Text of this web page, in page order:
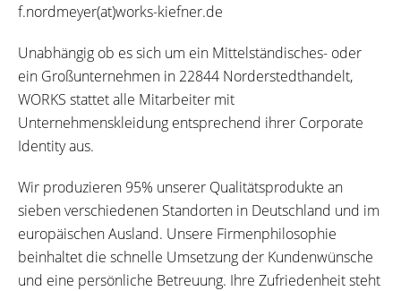
f.nordmeyer(at)works-kiefner.de
Unabhängig ob es sich um ein Mittelständisches- oder
ein Großunternehmen in 22844 Norderstedthandelt,
WORKS stattet alle Mitarbeiter mit
Unternehmenskleidung entsprechend ihrer Corporate
Identity aus.
Wir produzieren 95% unserer Qualitätsprodukte an
sieben verschiedenen Standorten in Deutschland und im
europäischen Ausland. Unsere Firmenphilosophie
beinhaltet die schnelle Umsetzung der Kundenwünsche
und eine persönliche Betreuung. Ihre Zufriedenheit steht